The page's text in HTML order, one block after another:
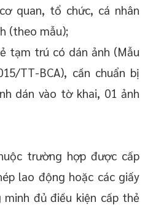
quan, tổ chức, cá nhân
(theo mẫu);
tạm trú có dán ảnh (Mẫu
TT-BCA), cần chuẩn bị
dán vào tờ khai, 01 ảnh
trường hợp được cấp
lao động hoặc các giấy
đủ điều kiện cấp thẻ